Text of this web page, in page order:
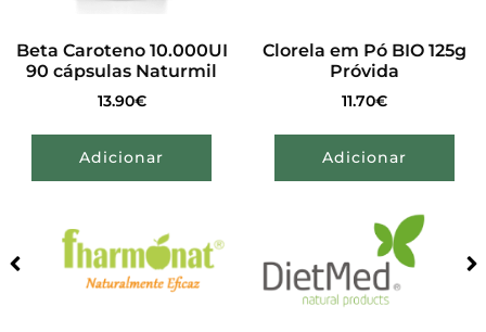
Beta Caroteno 10.000UI
90 cápsulas Naturmil
13.90€
Adicionar
Clorela em Pó BIO 125g
Próvida
11.70€
Adicionar